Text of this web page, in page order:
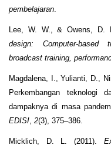
pembelajaran
Lee, W. W., & Owens, D.
design: Computer-based
broadcast training,
Magdalena, I., Yulianti, D.,
Perkembangan teknologi
dampaknya di masa
EDISI 2(3), 375–386.
Micklich, D. L. (2011).